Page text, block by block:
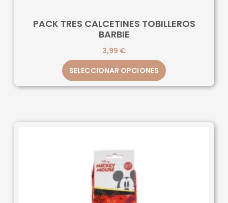
PACK TRES CALCETINES TOBILLEROS
BARBIE
3,99 €
SELECCIONAR OPCIONES